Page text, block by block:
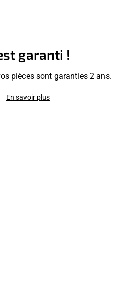
garanti !
pièces sont garanties 2 ans.
En savoir plus